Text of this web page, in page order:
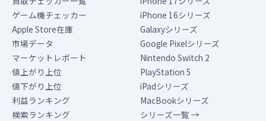
ゲーム機チェッカー
Apple Store在庫
市場データ
マーケットレポート
値上がり上位
値下がり上位
利益ランキング
検索ランキング
iPhone 16シリーズ
Galaxyシリーズ
Google Pixelシリーズ
Nintendo Switch 2
PlayStation 5
iPadシリーズ
MacBookシリーズ
シリーズ一覧 →